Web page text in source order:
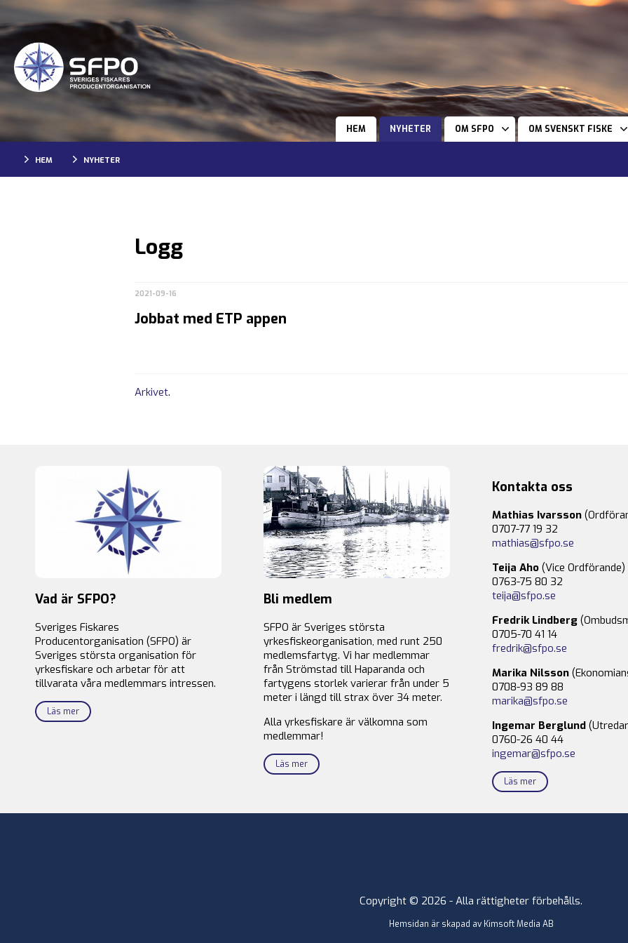
HEM NYHETER OM SFPO OM SVENSKT FISKE
HEM NYHETER
Logg
2021-09-16
Jobbat med ETP appen
Arkivet.
Vad är SFPO?
Sveriges Fiskares
Producentorganisation (SFPO) är
Sveriges största organisation för
yrkesfiskare och arbetar för att
tillvarata våra medlemmars intressen.
Läs mer
Bli medlem
SFPO är Sveriges största
yrkesfiskeorganisation, med runt 250
medlemsfartyg. Vi har medlemmar
från Strömstad till Haparanda och
fartygens storlek varierar från under 5
meter i längd till strax över 34 meter.
Alla yrkesfiskare är välkomna som
medlemmar!
Läs mer
Kontakta oss
Mathias Ivarsson
0707-77 19 32
mathias@sfpo.se
Teija Aho (Vice Ordförande)
0763-75 80 32
teija@sfpo.se
Fredrik Lindberg
0705-70 41 14
fredrik@sfpo.se
Marika Nilsson
0708-93 89 88
marika@sfpo.se
Ingemar Berglund
0760-26 40 44
ingemar@sfpo.se
Läs mer
Copyright © 2026 - Alla rättigheter förbehålls.
Hemsidan är skapad av Kimsoft Media AB